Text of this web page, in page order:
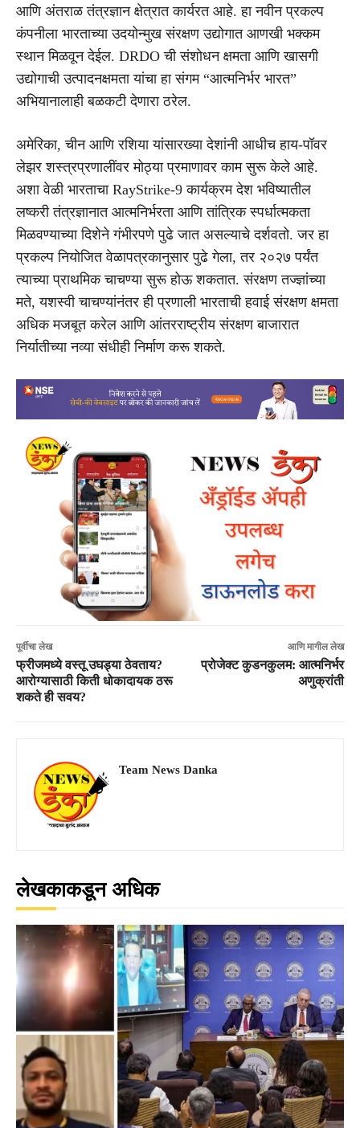
आणि अंतराळ तंत्रज्ञान क्षेत्रात कार्यरत आहे. हा नवीन प्रकल्प
कंपनीला भारताच्या उदयोन्मुख संरक्षण उद्योगात आणखी भक्कम
स्थान मिळवून देईल. DRDO ची संशोधन क्षमता आणि खासगी
उद्योगाची उत्पादनक्षमता यांचा हा संगम “आत्मनिर्भर भारत”
अभियानालाही बळकटी देणारा ठरेल.
अमेरिका, चीन आणि रशिया यांसारख्या देशांनी आधीच हाय-पॉवर
लेझर शस्त्रप्रणालींवर मोठ्या प्रमाणावर काम सुरू केले आहे.
अशा वेळी भारताचा RayStrike-9 कार्यक्रम देश भविष्यातील
लष्करी तंत्रज्ञानात आत्मनिर्भरता आणि तांत्रिक स्पर्धात्मकता
मिळवण्याच्या दिशेने गंभीरपणे पुढे जात असल्याचे दर्शवतो. जर हा
प्रकल्प नियोजित वेळापत्रकानुसार पुढे गेला, तर २०२७ पर्यंत
त्याच्या प्राथमिक चाचण्या सुरू होऊ शकतात. संरक्षण तज्ज्ञांच्या
मते, यशस्वी चाचण्यांनंतर ही प्रणाली भारताची हवाई संरक्षण क्षमता
अधिक मजबूत करेल आणि आंतरराष्ट्रीय संरक्षण बाजारात
निर्यातीच्या नव्या संधीही निर्माण करू शकते.
पूर्वीचा लेख
फ्रीजमध्ये वस्तू उघड्या ठेवताय?
आरोग्यासाठी किती धोकादायक ठरू
शकते ही सवय?
आणि मागील लेख
प्रोजेक्ट कुडनकुलम: आत्मनिर्भर
अणुक्रांती
Team News Danka
लेखकाकडून अधिक